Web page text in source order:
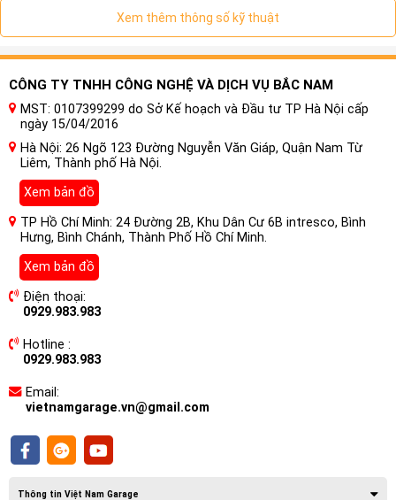
một chức năng cực kỹ hữu ích và đáng tiền.
Nhận biết dòng xe Hyundai Tucson
có thể gắn bộ Mykey đề nổ từ xa hay
không?
Trước tiên chúng ta cần phần biệt đó là xe chưa có
Smartkey(nút bấm khởi động) và xe đã có Smart key
Với xe chưa có Smartkey chúng ta chỉ cẩn nâng cấp thêm
bộ Smart Key là có thể sử dụng tính năng đề nổ máy từ xa
bằng remote. Đặt biệt bộ này còn có thêm tính năng đi xa
tự khoá và lại gần tự mở cửa
Với dòng xe đã có Smartkey thì chúng ta sẽ lắp thêm cho
xe một Modul đề nổ từ xa. Và module này sẽ khác nhau tùy
dòng xe, vì vậy giá thành cũng sẽ khác
Xem thêm thông số kỹ thuật
CÔNG TY TNHH CÔNG NGHỆ VÀ DỊCH VỤ BẮC NAM
MST: 0107399299 do Sở Kế hoạch và Đầu tư TP Hà Nội cấp
ngày 15/04/2016
Hà Nội: 26 Ngõ 123 Đường Nguyễn Văn Giáp, Quận Nam Từ
Liêm, Thành phố Hà Nội.
Xem bản đồ
TP Hồ Chí Minh: 24 Đường 2B, Khu Dân Cư 6B intresco, Bình
Hưng, Bình Chánh, Thành Phố Hồ Chí Minh.
Xem bản đồ
Điện thoại:
0929.983.983
Hotline :
0929.983.983
Email:
vietnamgarage.vn@gmail.com
Thông tin Việt Nam Garage